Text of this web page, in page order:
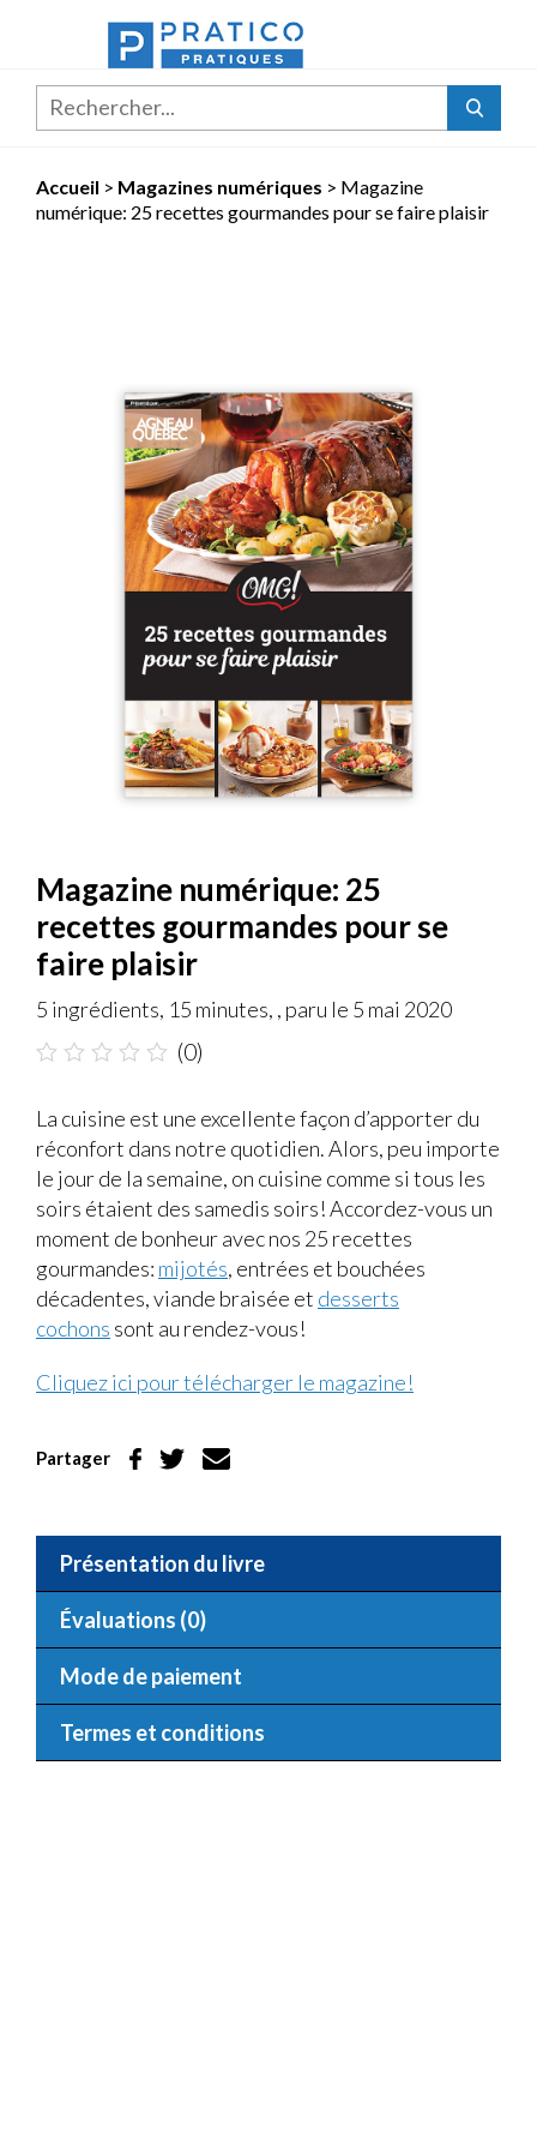
Rechercher...
Accueil > Magazines numériques > Magazine
numérique: 25 recettes gourmandes pour se faire plaisir
Magazine numérique: 25
recettes gourmandes pour se
faire plaisir
5 ingrédients, 15 minutes, , paru le 5 mai 2020
0.1
sur
5
(0)
La cuisine est une excellente façon d’apporter du
réconfort dans notre quotidien. Alors, peu importe
le jour de la semaine, on cuisine comme si tous les
soirs étaient des samedis soirs! Accordez-vous un
moment de bonheur avec nos 25 recettes
gourmandes: mijotés, entrées et bouchées
décadentes, viande braisée et desserts
cochons sont au rendez-vous!
Cliquez ici pour télécharger le magazine!
Partager
Présentation du livre
Évaluations (0)
Mode de paiement
Termes et conditions